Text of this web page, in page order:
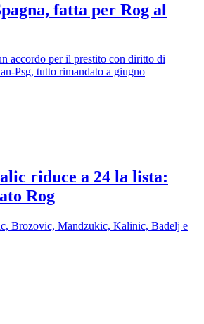
fatta per Rog al
accordo per il prestito con diritto di
Psg, tutto rimandato a giugno
riduce a 24 la lista:
Rog
Brozovic, Mandzukic, Kalinic, Badelj e